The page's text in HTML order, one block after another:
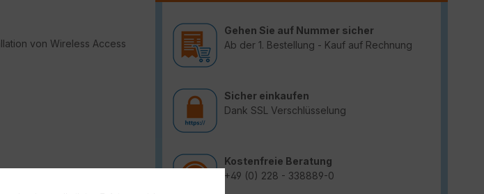
Gehen Sie auf Nummer sicher
Ab der 1. Bestellung - Kauf auf Rechnung
Sicher einkaufen
Dank SSL Verschlüsselung
Kostenfreie Beratung
+49 (0) 228 - 338889-0
von Wireless Access